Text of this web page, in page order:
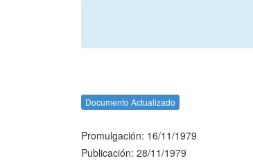
Documento Actualizado
Promulgación: 16/11/1979
Publicación: 28/11/1979